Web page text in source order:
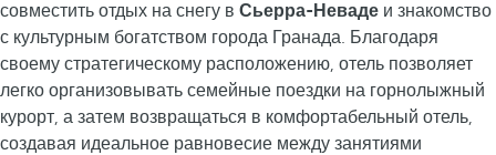
совместить отдых на снегу в Сьерра-Неваде и знакомство
с культурным богатством города Гранада. Благодаря
своему стратегическому расположению, отель позволяет
легко организовывать семейные поездки на горнолыжный
курорт, а затем возвращаться в комфортабельный отель,
создавая идеальное равновесие между занятиями